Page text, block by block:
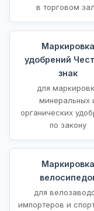
в торговом
Маркировка
удобрений
знак
для
минеральных
органических
по закону
Маркировка
для
импортеров и